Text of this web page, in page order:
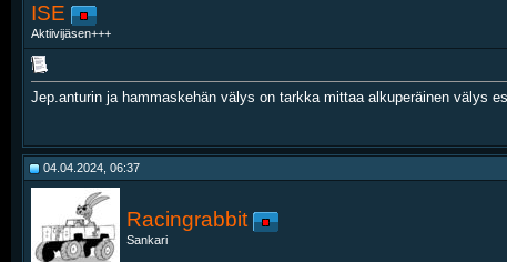
ISE
Aktiivijäsen+++
Jep.anturin ja hammaskehän välys on tarkka mittaa alkuperäinen välys
04.04.2024, 06:37
Racingrabbit
Sankari